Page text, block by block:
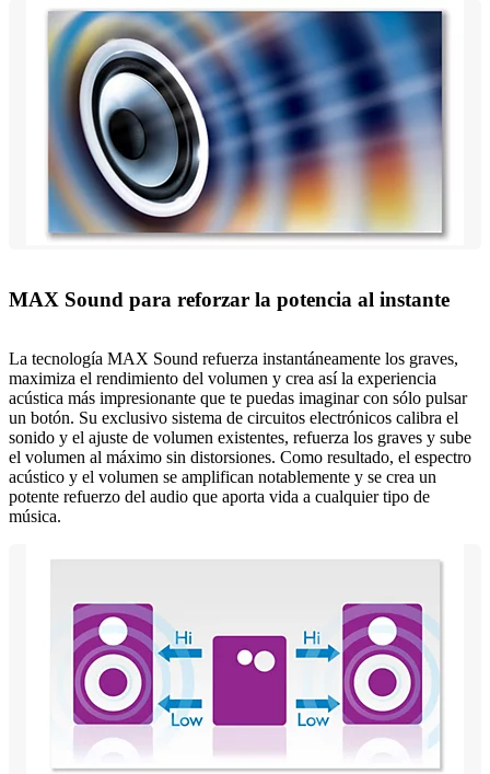
MAX Sound para reforzar la potencia al instante
La tecnología MAX Sound refuerza instantáneamente los graves,
maximiza el rendimiento del volumen y crea así la experiencia
acústica más impresionante que te puedas imaginar con sólo pulsar
un botón. Su exclusivo sistema de circuitos electrónicos calibra el
sonido y el ajuste de volumen existentes, refuerza los graves y sube
el volumen al máximo sin distorsiones. Como resultado, el espectro
acústico y el volumen se amplifican notablemente y se crea un
potente refuerzo del audio que aporta vida a cualquier tipo de
música.